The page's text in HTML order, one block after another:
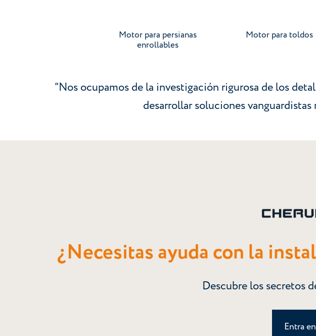
Motor para persianas
enrollables
Motor para toldos
“Nos ocupamos de la investigación rigurosa de los
desarrollar soluciones
¿Necesitas ayuda con la
Descubre los secretos
Entra